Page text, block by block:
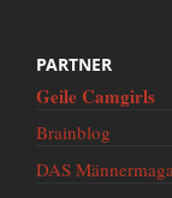
PARTNER
Geile Camgirls
Brainblog
DAS